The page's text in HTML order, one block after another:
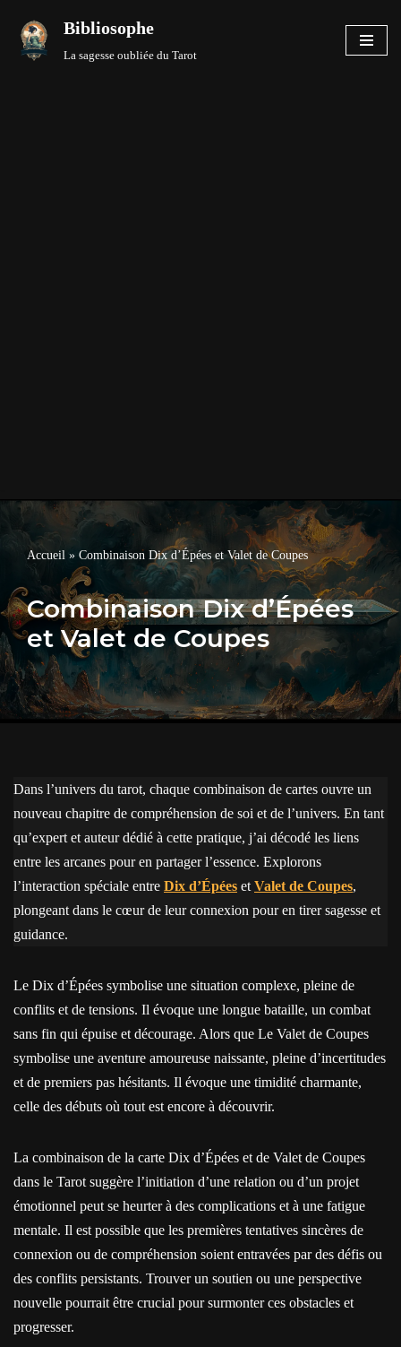
Aller
Bibliosophe
La sagesse oubliée du Tarot
Accueil » Combinaison Dix d’Épées et Valet de Coupes
Combinaison Dix d’Épées
et Valet de Coupes
Dans l’univers du tarot, chaque combinaison de cartes ouvre un
nouveau chapitre de compréhension de soi et de l’univers. En tant
qu’expert et auteur dédié à cette pratique, j’ai décodé les liens
entre les arcanes pour en partager l’essence. Explorons
l’interaction spéciale entre Dix d’Épées et Valet de Coupes,
plongeant dans le cœur de leur connexion pour en tirer sagesse et
guidance.
Le Dix d’Épées symbolise une situation complexe, pleine de
conflits et de tensions. Il évoque une longue bataille, un combat
sans fin qui épuise et décourage. Alors que Le Valet de Coupes
symbolise une aventure amoureuse naissante, pleine d’incertitudes
et de premiers pas hésitants. Il évoque une timidité charmante,
celle des débuts où tout est encore à découvrir.
La combinaison de la carte Dix d’Épées et de Valet de Coupes
dans le Tarot suggère l’initiation d’une relation ou d’un projet
émotionnel peut se heurter à des complications et à une fatigue
mentale. Il est possible que les premières tentatives sincères de
connexion ou de compréhension soient entravées par des défis ou
des conflits persistants. Trouver un soutien ou une perspective
nouvelle pourrait être crucial pour surmonter ces obstacles et
progresser.